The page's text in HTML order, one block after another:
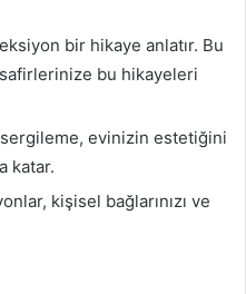
bir hikaye anlatır. Bu
bu hikayeleri
evinizin estetiğini
katar.
kişisel bağlarınızı ve